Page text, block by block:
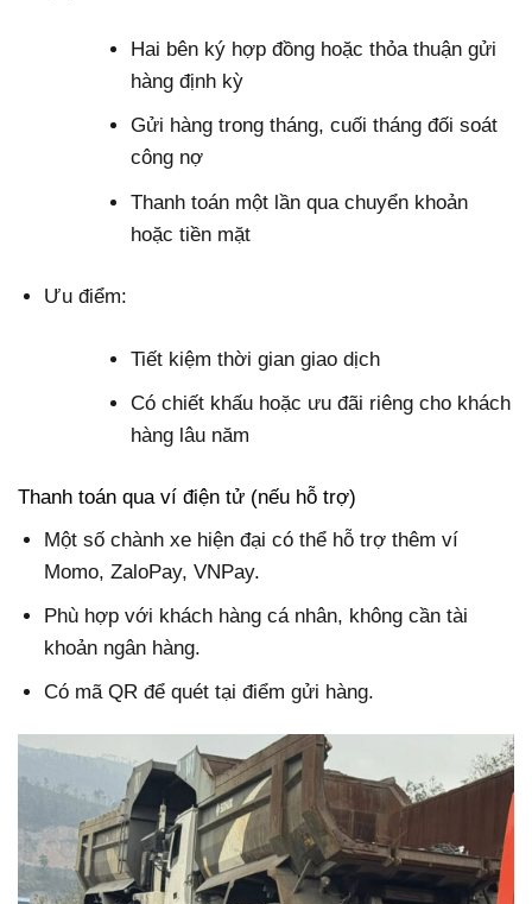
Hai bên ký hợp đồng hoặc thỏa thuận gửi
hàng định kỳ
Gửi hàng trong tháng, cuối tháng đối soát
công nợ
Thanh toán một lần qua chuyển khoản
hoặc tiền mặt
Ưu điểm:
Tiết kiệm thời gian giao dịch
Có chiết khấu hoặc ưu đãi riêng cho khách
hàng lâu năm
Thanh toán qua ví điện tử (nếu hỗ trợ)
Một số chành xe hiện đại có thể hỗ trợ thêm ví
Momo, ZaloPay, VNPay.
Phù hợp với khách hàng cá nhân, không cần tài
khoản ngân hàng.
Có mã QR để quét tại điểm gửi hàng.